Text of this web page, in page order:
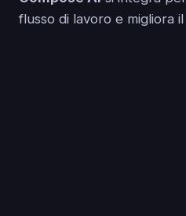
flusso di lavoro e migliora